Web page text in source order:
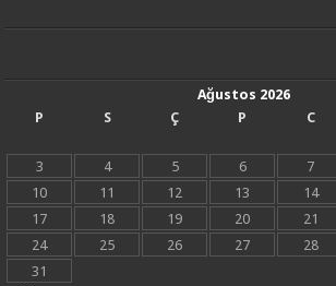
Ağustos 2026
P
S Ç P C
3
4 5 6 7
10
11 12 13 14
17
18 19 20 21
24
25 26 27 28
31